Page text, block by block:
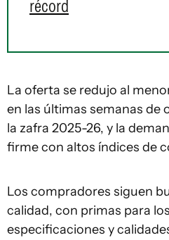
récord
La oferta se redujo al
en las últimas semanas de
la zafra 2025-26, y la
firme con altos índices de
Los compradores siguen
calidad, con primas para
especificaciones y